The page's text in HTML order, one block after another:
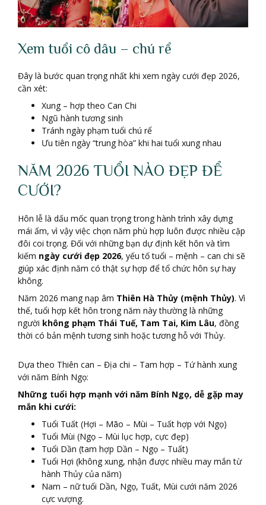
Xem tuổi cô dâu – chú rể
Đây là bước quan trọng nhất khi xem ngày cưới đẹp 2026,
cần xét:
Xung – hợp theo Can Chi
Ngũ hành tương sinh
Tránh ngày phạm tuổi chú rể
Ưu tiên ngày “trung hòa” khi hai tuổi xung nhau
NĂM 2026 TUỔI NÀO ĐẸP ĐỂ
CƯỚI?
Hôn lễ là dấu mốc quan trọng trong hành trình xây dựng
mái ấm, vì vậy việc chọn năm phù hợp luôn được nhiều cặp
đôi coi trọng. Đối với những bạn dự định kết hôn và tìm
kiếm ngày cưới đẹp 2026, yếu tố tuổi – mệnh – can chi sẽ
giúp xác định năm có thật sự hợp để tổ chức hôn sự hay
không.
Năm 2026 mang nạp âm Thiên Hà Thủy (mệnh Thủy). Vì
thế, tuổi hợp kết hôn trong năm này thường là những
người không phạm Thái Tuế, Tam Tai, Kim Lâu, đồng
thời có bản mệnh tương sinh hoặc tương hỗ với Thủy.
Dựa theo Thiên can – Địa chi – Tam hợp – Tứ hành xung
với năm Bính Ngọ:
Những tuổi hợp mạnh với năm Bính Ngọ, dễ gặp may
mắn khi cưới:
Tuổi Tuất (Hợi – Mão – Mùi – Tuất hợp với Ngọ)
Tuổi Mùi (Ngọ – Mùi lục hợp, cực đẹp)
Tuổi Dần (tam hợp Dần – Ngọ – Tuất)
Tuổi Hợi (không xung, nhận được nhiều may mắn từ
hành Thủy của năm)
Nam – nữ tuổi Dần, Ngọ, Tuất, Mùi cưới năm 2026
cực vượng.